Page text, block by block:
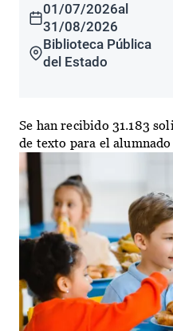
01/07/2026al
31/08/2026
Biblioteca Pública
del Estado
Se han recibido 31.183
de texto para el